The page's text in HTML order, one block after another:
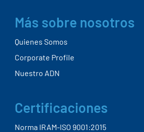
Más sobre nosotros
Quienes Somos
Corporate Profile
Nuestro ADN
Certificaciones
Norma IRAM-ISO 9001:2015